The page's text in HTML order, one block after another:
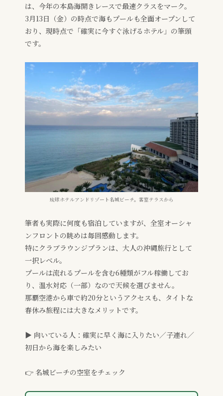
は、今年の本島海開きレースで最速クラスをマーク。
3月13日（金）の時点で海もプールも全面オープンして
おり、現時点で「確実に今すぐ泳げるホテル」の筆頭
です。
琉球ホテルアンドリゾート名城ビーチ。客室テラスから
筆者も実際に何度も宿泊していますが、全室オーシャ
ンフロントの眺めは毎回感動します。
特にクラブラウンジプランは、大人の沖縄旅行として
一択レベル。
プールは流れるプールを含む6種類がフル稼働してお
り、温水対応（一部）なので天候を選びません。
那覇空港から車で約20分というアクセスも、タイトな
春休み旅程には大きなメリットです。
▶ 向いている人：確実に早く海に入りたい／子連れ／
初日から海を楽しみたい
👉 名城ビーチの空室をチェック